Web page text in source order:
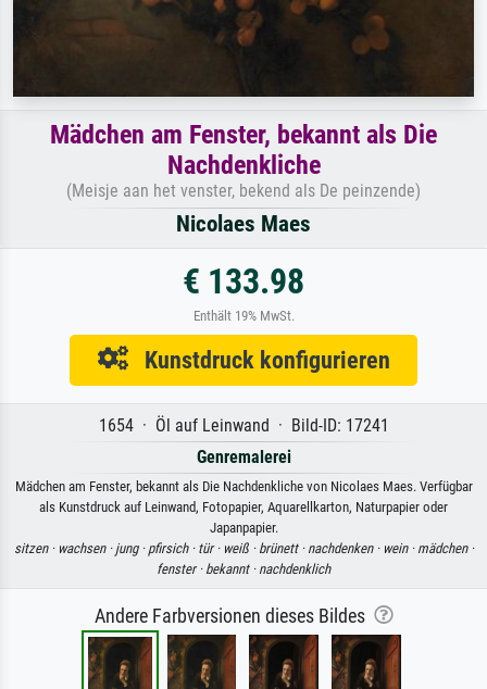
Mädchen am Fenster, bekannt als Die
Nachdenkliche
(Meisje aan het venster, bekend als De peinzende)
Nicolaes Maes
€ 133.98
Enthält 19% MwSt.
Kunstdruck konfigurieren
1654 · Öl auf Leinwand · Bild-ID: 17241
Genremalerei
Mädchen am Fenster, bekannt als Die Nachdenkliche von Nicolaes Maes. Verfügbar
als Kunstdruck auf Leinwand, Fotopapier, Aquarellkarton, Naturpapier oder
Japanpapier.
sitzen · wachsen · jung · pfirsich · tür · weiß · brünett · nachdenken · wein · mädchen ·
fenster · bekannt · nachdenklich
Andere Farbversionen dieses Bildes